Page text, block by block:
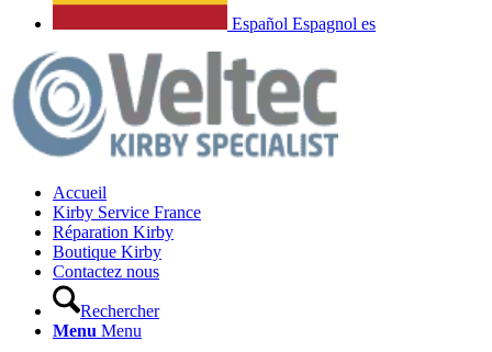
Español Espagnol es
Accueil
Kirby Service France
Réparation Kirby
Boutique Kirby
Contactez nous
Rechercher
Menu Menu